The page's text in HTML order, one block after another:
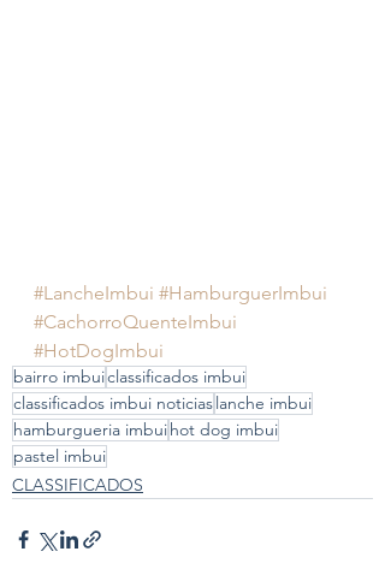
#LancheImbui #HamburguerImbui
#CachorroQuenteImbui
#HotDogImbui
bairro imbuiclassificados imbui
classificados imbui noticiaslanche imbui
hamburgueria imbuihot dog imbui
pastel imbui
CLASSIFICADOS